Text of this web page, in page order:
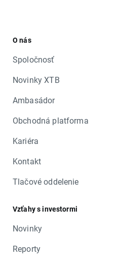
O nás
Spoločnosť
Novinky XTB
Ambasádor
Obchodná platforma
Kariéra
Kontakt
Tlačové oddelenie
Vzťahy s investormi
Novinky
Reporty